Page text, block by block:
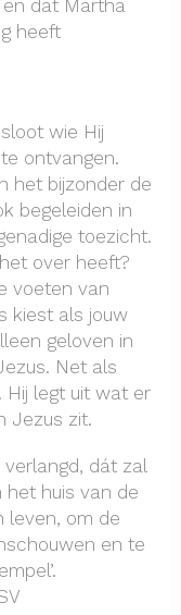
dat Martha
heeft
wie Hij
ontvangen.
het bijzonder de
begeleiden in
toezicht.
over heeft?
voeten van
kiest als jouw
geloven in
Net als
Hij legt uit wat er
Jezus zit.
verlangd, dát zal
het huis van de
leven, om de
en te